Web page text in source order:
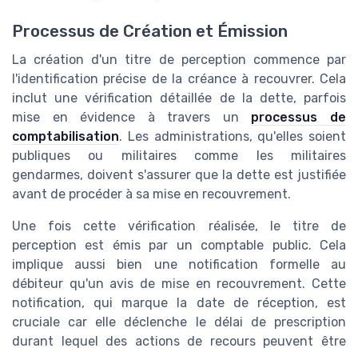
Processus de Création et Émission
La création d'un titre de perception commence par
l'identification précise de la créance à recouvrer. Cela
inclut une vérification détaillée de la dette, parfois
mise en évidence à travers un processus de
comptabilisation. Les administrations, qu'elles soient
publiques ou militaires comme les militaires
gendarmes, doivent s'assurer que la dette est justifiée
avant de procéder à sa mise en recouvrement.
Une fois cette vérification réalisée, le titre de
perception est émis par un comptable public. Cela
implique aussi bien une notification formelle au
débiteur qu'un avis de mise en recouvrement. Cette
notification, qui marque la date de réception, est
cruciale car elle déclenche le délai de prescription
durant lequel des actions de recours peuvent être